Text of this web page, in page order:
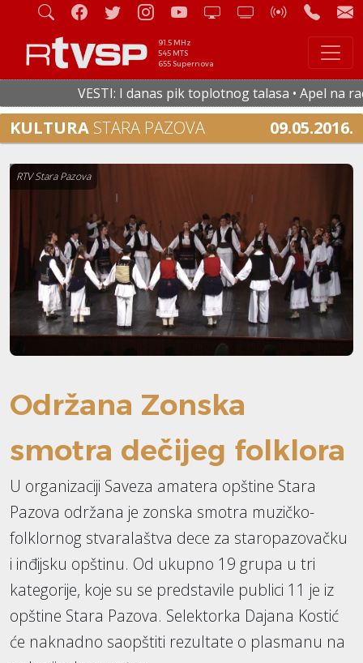
91.5 MHz
545 MTS
655 Supernova
VESTI: I danas pik toplotnog talasa • Apel na
KULTURA STARA PAZOVA 09.05.2016.
RTV Stara Pazova
Održana Zonska
smotra dečijeg folklora
U organizaciji Saveza amatera opštine Stara
Pazova održana je zonska smotra muzičko-
folklornog stvaralaštva dece za staropazovačku
i inđijsku opštinu. Od ukupno 19 grupa u tri
kategorije, koje su se predstavile publici 11 je iz
opštine Stara Pazova. Selektorka Dajana Kostić
će naknadno saopštiti rezultate o plasmanu na